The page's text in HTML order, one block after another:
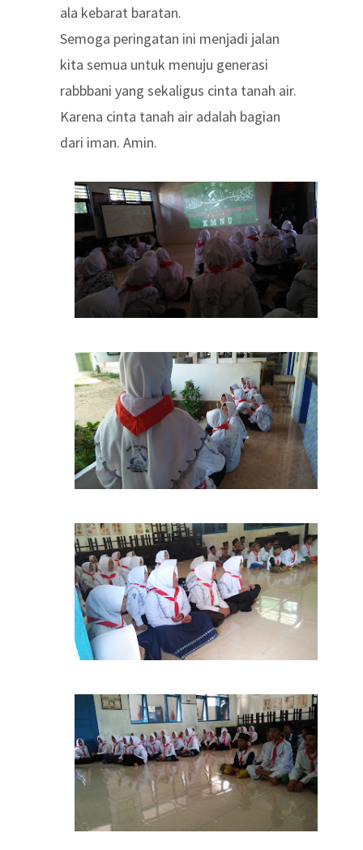
ala kebarat baratan.
Semoga peringatan ini menjadi jalan
kita semua untuk menuju generasi
rabbbani yang sekaligus cinta tanah air.
Karena cinta tanah air adalah bagian
dari iman. Amin.